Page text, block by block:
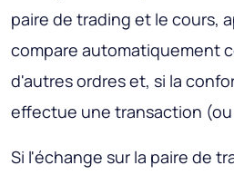
paire de trading et le cours,
compare automatiquement
d'autres ordres et, si la
effectue une transaction
Si l'échange sur la paire de